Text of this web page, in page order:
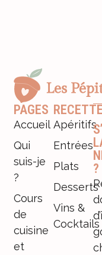
PAGES
Accueil
Qui
suis-je
?
Cours
de
cuisine
et
Apéritifs
Entrées
Plats
Desserts
Vins &
Cocktails
?